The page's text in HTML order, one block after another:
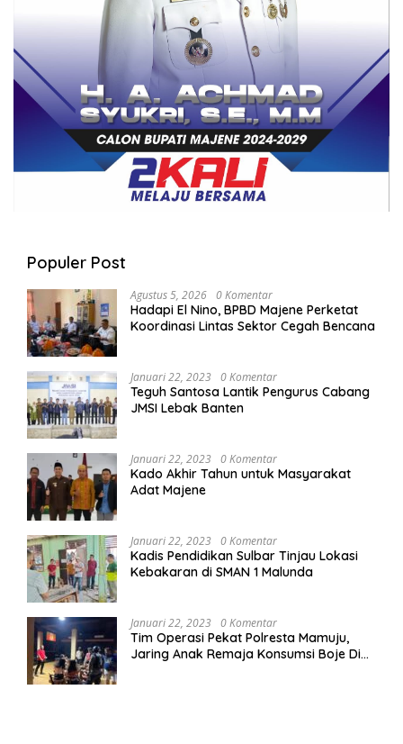
Populer Post
Agustus 5, 2026 0 Komentar
Hadapi El Nino, BPBD Majene Perketat
Koordinasi Lintas Sektor Cegah Bencana
Januari 22, 2023 0 Komentar
Teguh Santosa Lantik Pengurus Cabang
JMSI Lebak Banten
Januari 22, 2023 0 Komentar
Kado Akhir Tahun untuk Masyarakat
Adat Majene
Januari 22, 2023 0 Komentar
Kadis Pendidikan Sulbar Tinjau Lokasi
Kebakaran di SMAN 1 Malunda
Januari 22, 2023 0 Komentar
Tim Operasi Pekat Polresta Mamuju,
Jaring Anak Remaja Konsumsi Boje Di